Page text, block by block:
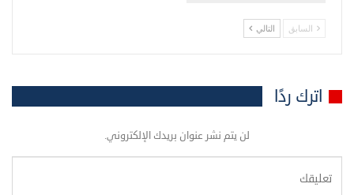
السابق التالي
اترك ردًا
لن يتم نشر عنوان بريدك الإلكتروني.